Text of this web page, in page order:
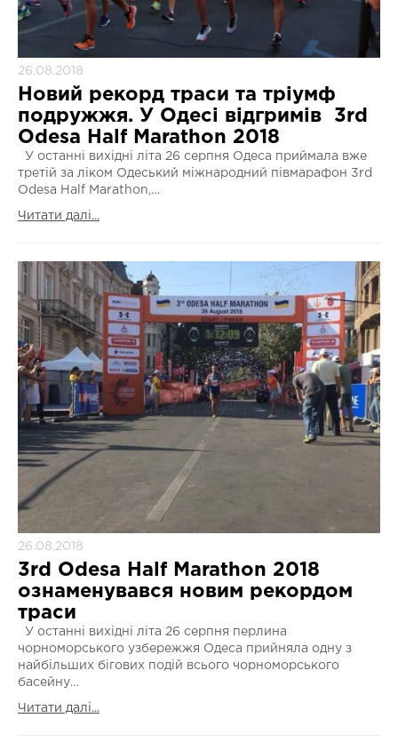
26.08.2018
Новий рекорд траси та тріумф
подружжя. У Одесі відгримів 3rd
Odesa Half Marathon 2018
У останні вихідні літа 26 серпня Одеса приймала вже
третій за ліком Одеський міжнародний півмарафон 3rd
Odesa Half Marathon,…
Читати далі...
26.08.2018
3rd Odesa Half Marathon 2018
ознаменувався новим рекордом
траси
У останні вихідні літа 26 серпня перлина
чорноморського узбережжя Одеса прийняла одну з
найбільших бігових подій всього чорноморського
басейну…
Читати далі...